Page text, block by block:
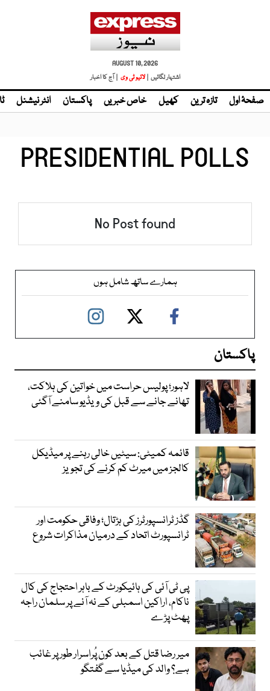
AUGUST 10, 2026
اشتہار لگائیں | لائیو ٹی وی | آج کا اخبار
صفحۂ اول تازہ ترین کھیل خاص خبریں پاکستان انٹر نیشنل
PRESIDENTIAL POLLS
No Post found
ہمارے ساتھ شامل ہوں
پاکستان
لاہور؛ پولیس حراست میں خواتین کی ہلاکت،
تھانے جانے سے قبل کی ویڈیو سامنے آگئی
قائمہ کمیٹی: سیٹیں خالی رہنے پر میڈیکل
کالجز میں میرٹ کم کرنے کی تجویز
گڈز ٹرانسپورٹرز کی ہڑتال؛ وفاقی حکومت اور
ٹرانسپورٹ اتحاد کے درمیان مذاکرات شروع
پی ٹی آئی کی ہائیکورٹ کے باہر احتجاج کی کال
ناکام، اراکین اسمبلی کے نہ آنے پر سلمان راجہ
پھٹ پڑے
میر رضا قتل کے بعد کون پُراسرار طور پر غائب
ہے؟ والد کی میڈیا سے گفتگو